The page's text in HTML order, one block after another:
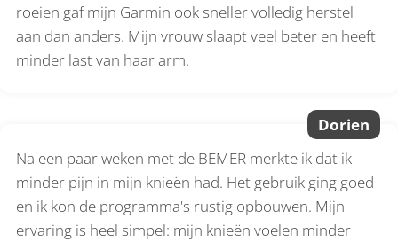
roeien gaf mijn Garmin ook sneller volledig herstel
aan dan anders. Mijn vrouw slaapt veel beter en heeft
minder last van haar arm.
Dorien
Na een paar weken met de BEMER merkte ik dat ik
minder pijn in mijn knieën had. Het gebruik ging goed
en ik kon de programma's rustig opbouwen. Mijn
ervaring is heel simpel: mijn knieën voelen minder